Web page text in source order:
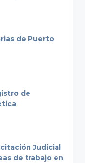
de Puerto
de
Judicial
de trabajo en